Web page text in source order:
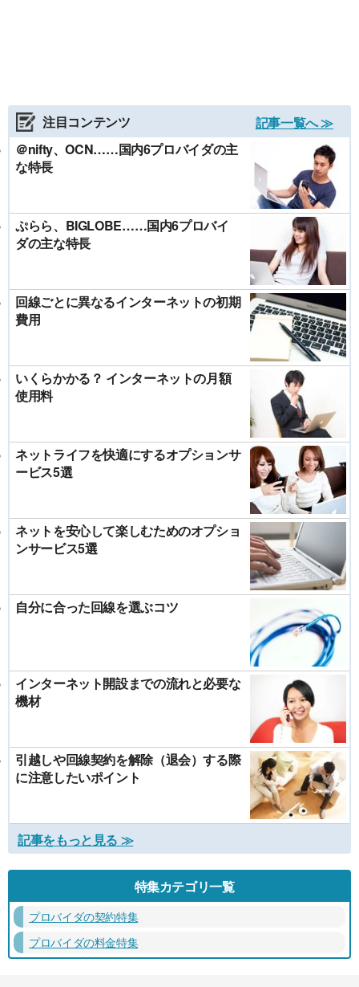
注目コンテンツ
記事一覧へ ≫
＠nifty、OCN……国内6プロバイダの主
な特長
ぷらら、BIGLOBE……国内6プロバイ
ダの主な特長
回線ごとに異なるインターネットの初期
費用
いくらかかる？ インターネットの月額
使用料
ネットライフを快適にするオプションサ
ービス5選
ネットを安心して楽しむためのオプショ
ンサービス5選
自分に合った回線を選ぶコツ
インターネット開設までの流れと必要な
機材
引越しや回線契約を解除（退会）する際
に注意したいポイント
記事をもっと見る ≫
特集カテゴリ一覧
プロバイダの契約特集
プロバイダの料金特集